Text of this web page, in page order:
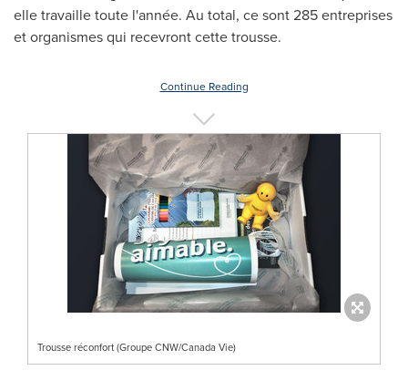
elle travaille toute l'année. Au total, ce sont 285 entreprises
et organismes qui recevront cette trousse.
Continue Reading
Trousse réconfort (Groupe CNW/Canada Vie)